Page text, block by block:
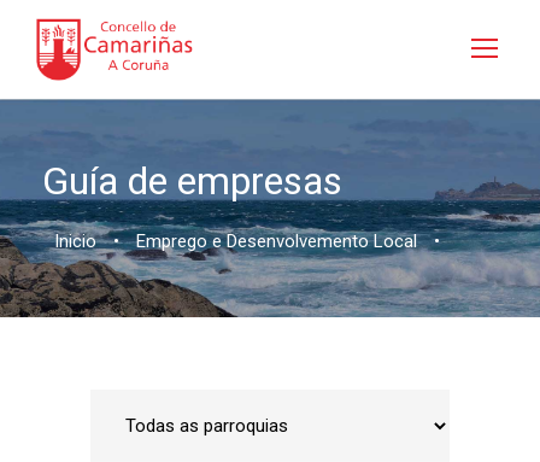
Guía de empresas
Inicio • Emprego e Desenvolvemento Local •